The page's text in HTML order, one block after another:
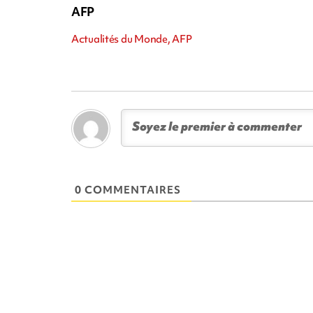
AFP
Actualités du Monde, AFP
0 COMMENTAIRES